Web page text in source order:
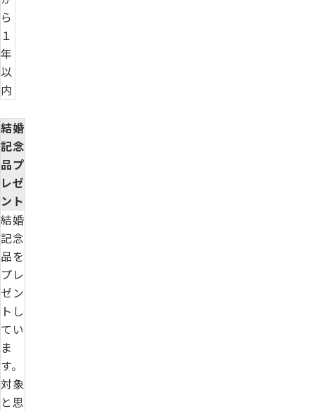
ら
１
年
以
内
結婚
記念
品プ
レゼ
ント
結婚
記念
品を
プレ
ゼン
トし
てい
ま
す。
対象
と思